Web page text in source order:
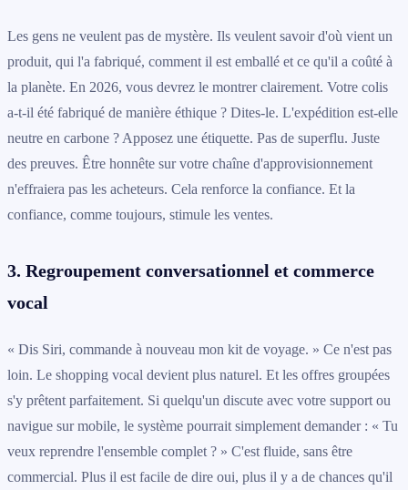
Les gens ne veulent pas de mystère. Ils veulent savoir d'où vient un
produit, qui l'a fabriqué, comment il est emballé et ce qu'il a coûté à
la planète. En 2026, vous devrez le montrer clairement. Votre colis
a-t-il été fabriqué de manière éthique ? Dites-le. L'expédition est-elle
neutre en carbone ? Apposez une étiquette. Pas de superflu. Juste
des preuves. Être honnête sur votre chaîne d'approvisionnement
n'effraiera pas les acheteurs. Cela renforce la confiance. Et la
confiance, comme toujours, stimule les ventes.
3. Regroupement conversationnel et commerce
vocal
« Dis Siri, commande à nouveau mon kit de voyage. » Ce n'est pas
loin. Le shopping vocal devient plus naturel. Et les offres groupées
s'y prêtent parfaitement. Si quelqu'un discute avec votre support ou
navigue sur mobile, le système pourrait simplement demander : « Tu
veux reprendre l'ensemble complet ? » C'est fluide, sans être
commercial. Plus il est facile de dire oui, plus il y a de chances qu'il